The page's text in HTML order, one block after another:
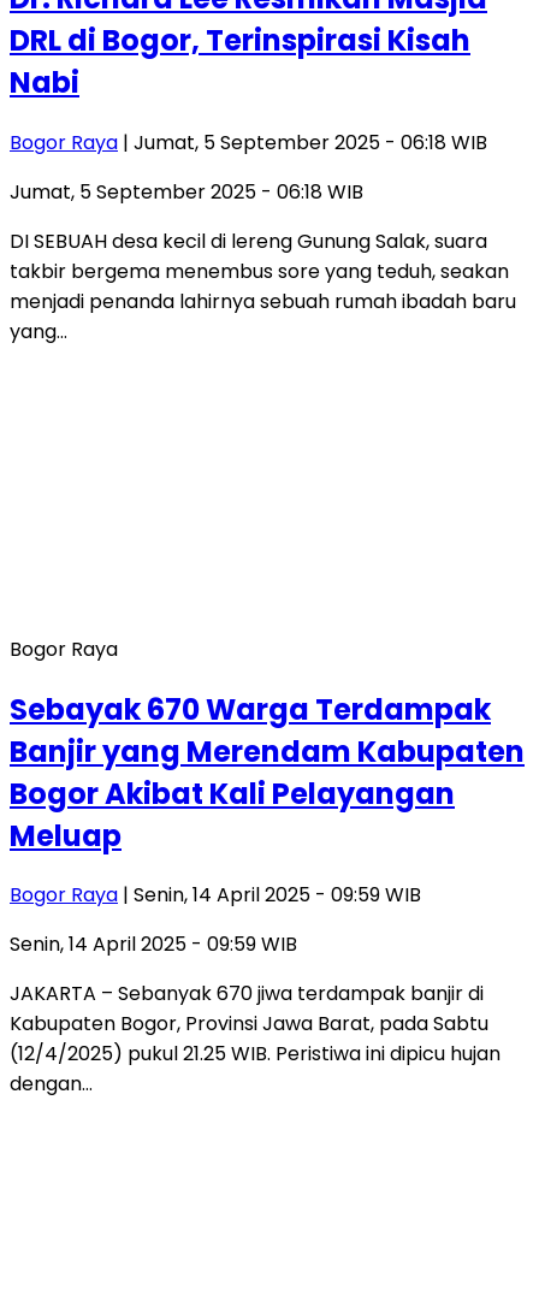
DRL di Bogor, Terinspirasi Kisah
Nabi
Bogor Raya | Jumat, 5 September 2025 - 06:18 WIB
Jumat, 5 September 2025 - 06:18 WIB
DI SEBUAH desa kecil di lereng Gunung Salak, suara
takbir bergema menembus sore yang teduh, seakan
menjadi penanda lahirnya sebuah rumah ibadah baru
yang…
Bogor Raya
Sebayak 670 Warga Terdampak
Banjir yang Merendam Kabupaten
Bogor Akibat Kali Pelayangan
Meluap
Bogor Raya | Senin, 14 April 2025 - 09:59 WIB
Senin, 14 April 2025 - 09:59 WIB
JAKARTA – Sebanyak 670 jiwa terdampak banjir di
Kabupaten Bogor, Provinsi Jawa Barat, pada Sabtu
(12/4/2025) pukul 21.25 WIB. Peristiwa ini dipicu hujan
dengan…